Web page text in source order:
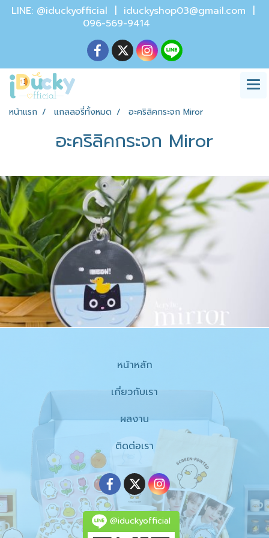
LINE: @iduckyofficial | iduckyshop03@gmail.com |
096-569-9414
หน้าแรก แกลลอรี่ทั้งหมด อะคริลิคกระจก Miror
อะคริลิคกระจก Miror
หน้าหลัก
เกี่ยวกับเรา
ผลงาน
ติดต่อเรา
@iduckyofficial